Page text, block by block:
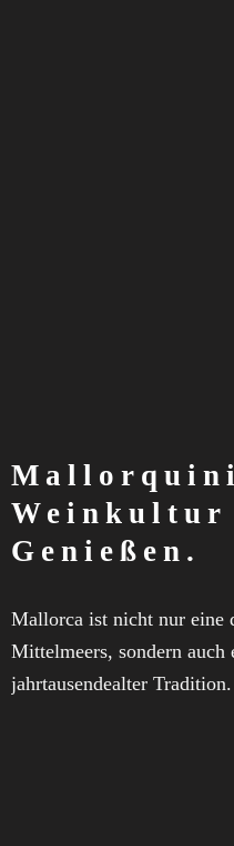
Weinkultur
Genießen.
Mallorca ist nicht nur eine
Mittelmeers, sondern
jahrtausendealter